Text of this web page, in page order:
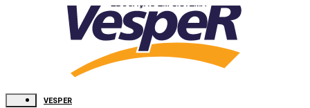
VESPER